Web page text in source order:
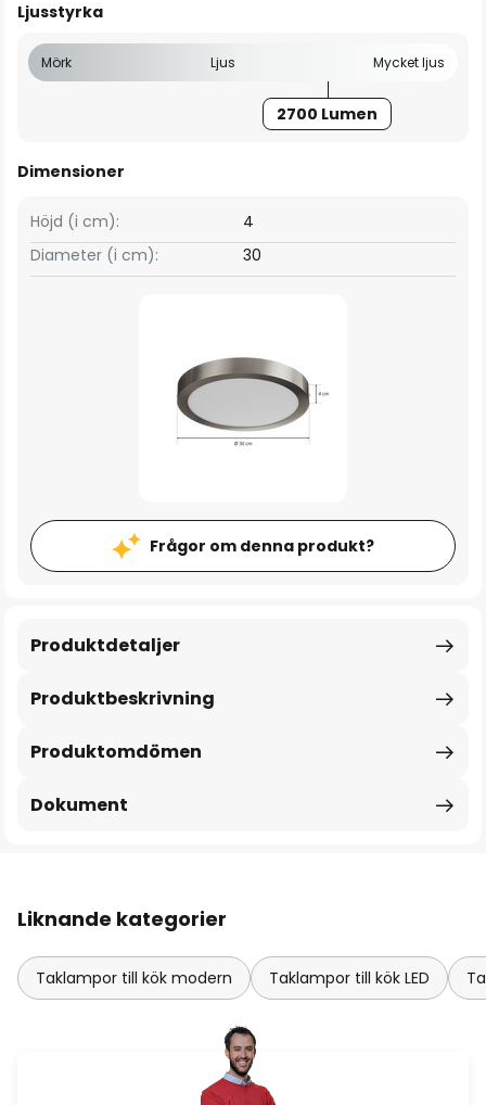
Ljusstyrka
Mörk Ljus Mycket ljus
2700 Lumen
Dimensioner
Höjd (i cm):
4
Diameter (i cm):
30
Frågor om denna produkt?
Produktbeskrivning
Produktdetaljer
Produktomdömen
Dokument
Liknande kategorier
Taklampor till kök modern Taklampor till kök LED